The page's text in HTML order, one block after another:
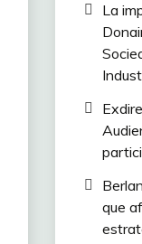
La
que